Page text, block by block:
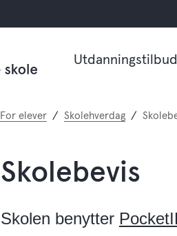
Utdanningstilbud
For elever Skolehverdag
Skolebevis
Skolen benytter